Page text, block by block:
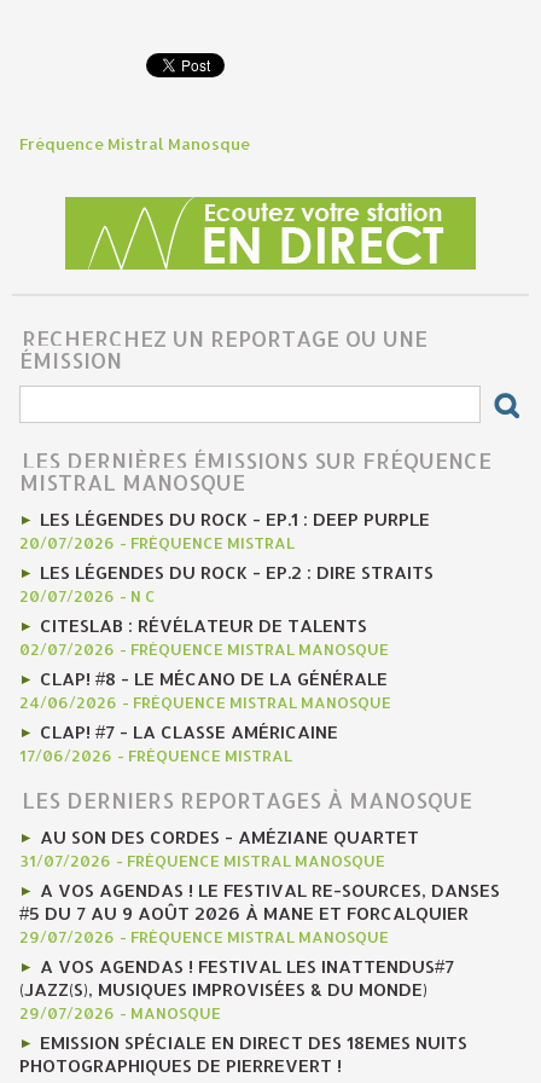
Fréquence Mistral Manosque
RECHERCHEZ UN REPORTAGE OU UNE
ÉMISSION
LES DERNIÈRES ÉMISSIONS SUR FRÉQUENCE
MISTRAL MANOSQUE
LES LÉGENDES DU ROCK - EP.1 : DEEP PURPLE
20/07/2026 - FRÉQUENCE MISTRAL
LES LÉGENDES DU ROCK - EP.2 : DIRE STRAITS
20/07/2026 - N C
CITESLAB : RÉVÉLATEUR DE TALENTS
02/07/2026 - FRÉQUENCE MISTRAL MANOSQUE
CLAP! #8 - LE MÉCANO DE LA GÉNÉRALE
24/06/2026 - FRÉQUENCE MISTRAL MANOSQUE
CLAP! #7 - LA CLASSE AMÉRICAINE
17/06/2026 - FRÉQUENCE MISTRAL
LES DERNIERS REPORTAGES À MANOSQUE
AU SON DES CORDES - AMÉZIANE QUARTET
31/07/2026 - FRÉQUENCE MISTRAL MANOSQUE
A VOS AGENDAS ! LE FESTIVAL RE-SOURCES, DANSES
#5 DU 7 AU 9 AOÛT 2026 À MANE ET FORCALQUIER
29/07/2026 - FRÉQUENCE MISTRAL MANOSQUE
A VOS AGENDAS ! FESTIVAL LES INATTENDUS#7
(JAZZ(S), MUSIQUES IMPROVISÉES & DU MONDE)
29/07/2026 - MANOSQUE
EMISSION SPÉCIALE EN DIRECT DES 18EMES NUITS
PHOTOGRAPHIQUES DE PIERREVERT !